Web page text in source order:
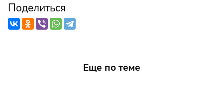
Поделиться
Еще по теме